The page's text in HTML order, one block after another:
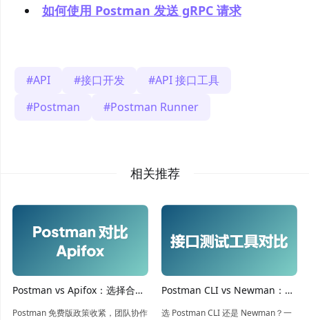
如何使用 Postman 发送 gRPC 请求
API 接口开发
API 接口工具
Postman
Postman Runner
相关推荐
Postman vs Apifox：选择合适
的 API 开发工具
Postman 免费版政策收紧，团队协作
Postman CLI vs Newman：你
应该使用哪款命令行运行器？
选 Postman CLI 还是 Newman？一